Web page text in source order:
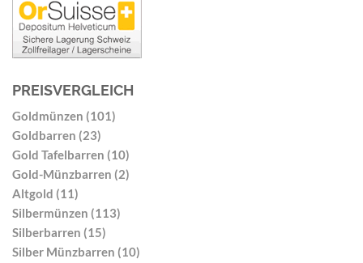
PREISVERGLEICH
Goldmünzen (101)
Goldbarren (23)
Gold Tafelbarren (10)
Gold-Münzbarren (2)
Altgold (11)
Silbermünzen (113)
Silberbarren (15)
Silber Münzbarren (10)